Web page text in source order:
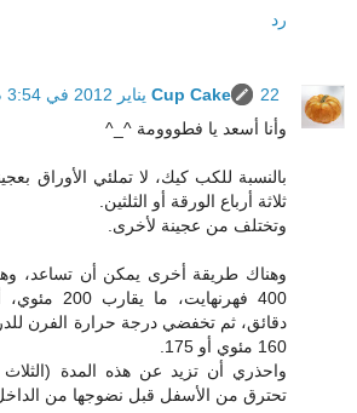
رد
Cup Cake
22 يناير 2012 في 3:54 م
وأنا أسعد يا فطووومة ^_^
بالنسبة للكب كيك، لا تملئي الأوراق
ثلاثة أرباع الورقة أو الثلثين.
وتختلف من عجينة لأخرى.
وهناك طريقة أخرى يمكن أن تساعد،
400
دقائق، ثم تخفضي درجة حرارة الفرن
160 مئوي أو 175.
واحذري أن تزيد عن هذه المدة (الثلاث
تحترق من الأسفل قبل نضوجها من